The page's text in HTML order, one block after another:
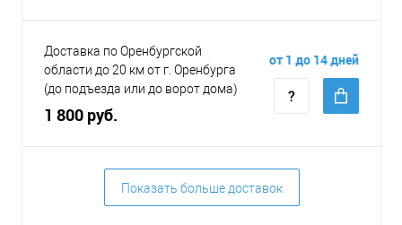
Доставка по Оренбургской
области до 20 км от г. Оренбурга
(до подъезда или до ворот дома)
1 800 руб.
от 1 до 14 дней
Показать больше доставок